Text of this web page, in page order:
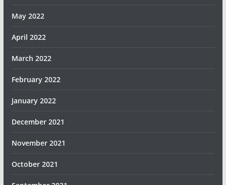
May 2022
April 2022
March 2022
February 2022
January 2022
December 2021
November 2021
October 2021